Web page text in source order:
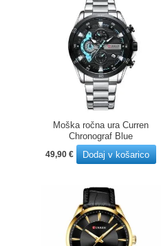
Moška ročna ura Curren
Chronograf Blue
49,90 € Dodaj v košarico